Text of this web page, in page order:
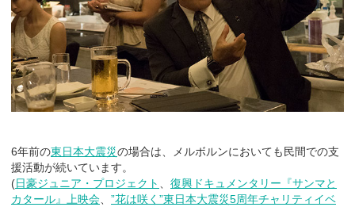
6年前の東日本大震災の場合は、メルボルンにおいても民間での支
援活動が続いています。
(日豪ジュニア・プロジェクト
復興ドキュメンタリー『サンマと
カタール』上映会
”花は咲く”東日本大震災5周年チャリティイベ